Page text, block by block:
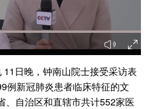
日晚，钟南山院士接受采访表
例新冠肺炎患者临床特征的文
、自治区和直辖市共计552家医